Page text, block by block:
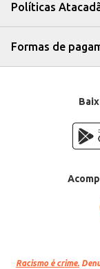
Políticas
Formas de
Racismo é crime.